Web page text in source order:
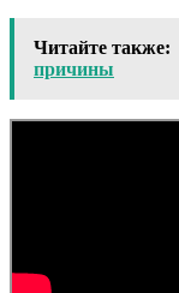
Читайте также:
причины